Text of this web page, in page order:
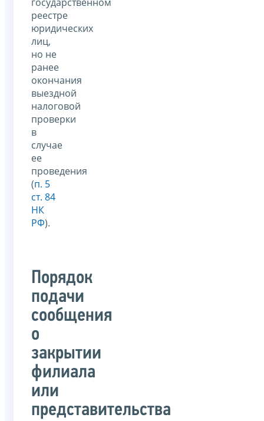
государственном
реестре
юридических
лиц,
но не
ранее
окончания
выездной
налоговой
проверки
в
случае
ее
проведения
(п. 5
ст. 84
НК
РФ).
Порядок
подачи
сообщения
о
закрытии
филиала
или
представительства